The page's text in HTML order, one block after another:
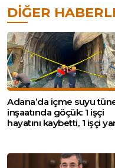
DIĞER
Adana’da içme suyu
inşaatında göçük: 1 işçi
hayatını kaybetti, 1 işçi